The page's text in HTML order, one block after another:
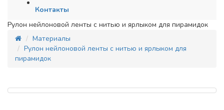
Контакты
Рулон нейлоновой ленты с нитью и ярлыком для пирамидок
Материалы
Рулон нейлоновой ленты с нитью и ярлыком для
пирамидок